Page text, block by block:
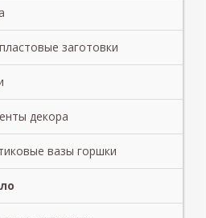
заготовки
декора
вазы горшки